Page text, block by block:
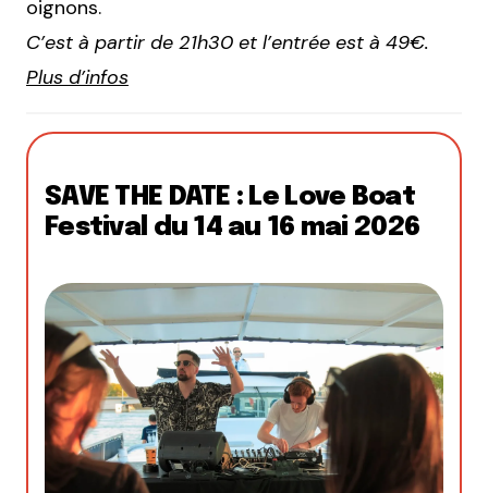
oignons.
C’est à partir de 21h30 et l’entrée est à 49€.
Plus d’infos
SAVE THE DATE : Le Love Boat
Festival du 14 au 16 mai 2026